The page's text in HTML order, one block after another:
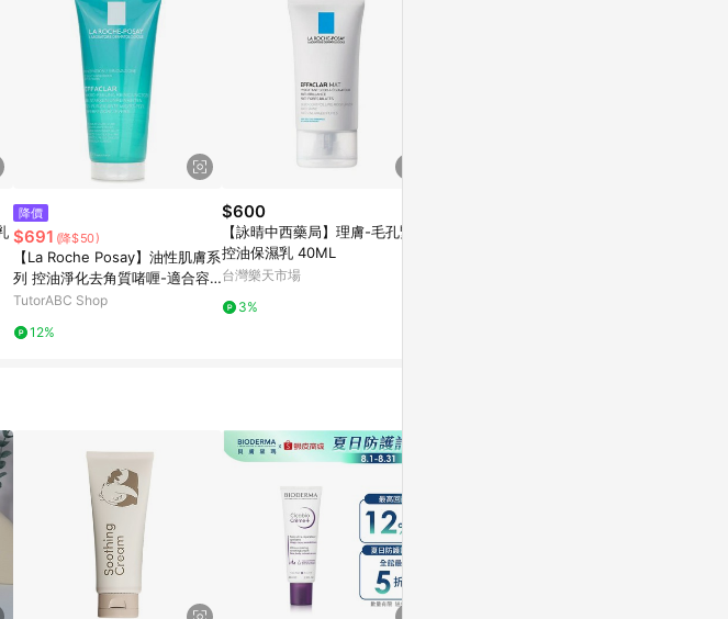
降價
$691 (降$50)
【La Roche Posay】油性肌膚系
列 控油淨化去角質啫喱-適合容
易長痘痘的肌膚
TutorABC Shop
12%
$600
【詠晴中西藥局】理膚-毛孔緊緻
控油保濕乳 40ML
台灣樂天市場
3%